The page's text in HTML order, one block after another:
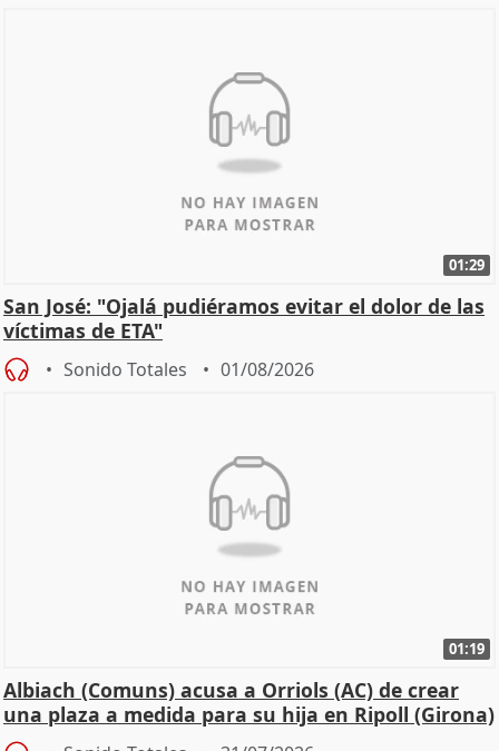
01:29
San José: "Ojalá pudiéramos evitar el dolor de las
víctimas de ETA"
Sonido Totales 01/08/2026
01:19
Albiach (Comuns) acusa a Orriols (AC) de crear
una plaza a medida para su hija en Ripoll (Girona)